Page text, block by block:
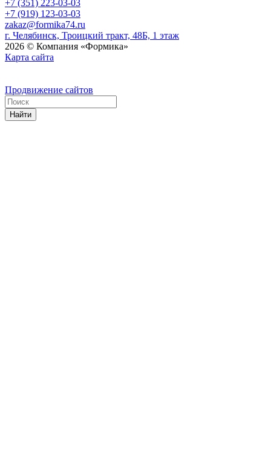
+7 (351) 223-03-03
+7 (919) 123-03-03
zakaz@formika74.ru
г. Челябинск, Троицкий тракт, 48Б, 1 этаж
2026 © Компания «Формика»
Карта сайта
Продвижение сайтов
Найти